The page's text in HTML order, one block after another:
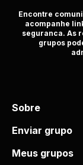
Encontre
acompanhe
seguranca. As
grupos
Sobre
Enviar grupo
Meus grupos